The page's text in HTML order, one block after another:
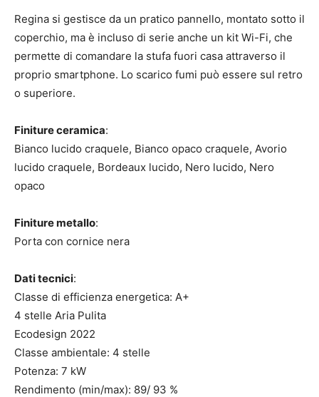
Regina si gestisce da un pratico pannello, montato sotto il
coperchio, ma è incluso di serie anche un kit Wi-Fi, che
permette di comandare la stufa fuori casa attraverso il
proprio smartphone. Lo scarico fumi può essere sul retro
o superiore.
Finiture ceramica:
Bianco lucido craquele, Bianco opaco craquele, Avorio
lucido craquele, Bordeaux lucido, Nero lucido, Nero
opaco
Finiture metallo:
Porta con cornice nera
Dati tecnici:
Classe di efficienza energetica: A+
4 stelle Aria Pulita
Ecodesign 2022
Classe ambientale: 4 stelle
Potenza: 7 kW
Rendimento (min/max): 89/ 93 %